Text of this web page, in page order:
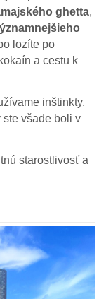
ghetta,
lozíte po
a cestu k
inštinkty,
ste všade boli v
starostlivosť a